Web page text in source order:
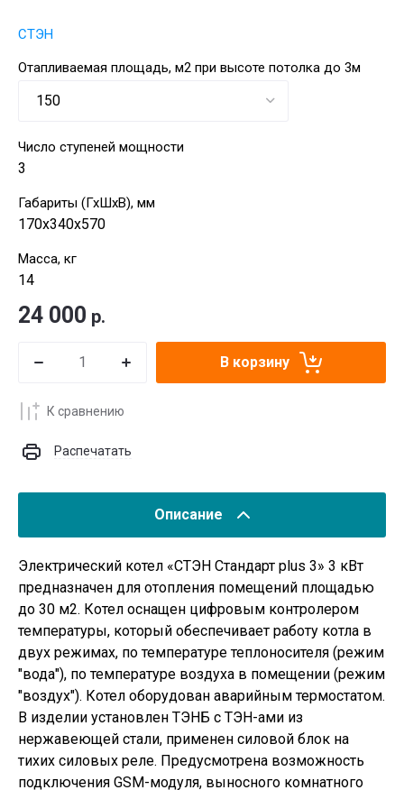
СТЭН
Отапливаемая площадь, м2 при высоте потолка до 3м
Число ступеней мощности
3
Габариты (ГхШхВ), мм
170х340х570
Масса, кг
14
24 000 р.
В корзину
К сравнению
Распечатать
Описание
Электрический котел «СТЭН Стандарт plus 3» 3 кВт
предназначен для отопления помещений площадью
до 30 м2. Котел оснащен цифровым контролером
температуры, который обеспечивает работу котла в
двух режимах, по температуре теплоносителя (режим
"вода"), по температуре воздуха в помещении (режим
"воздух"). Котел оборудован аварийным термостатом.
В изделии установлен ТЭНБ с ТЭН-ами из
нержавеющей стали, применен силовой блок на
тихих силовых реле. Предусмотрена возможность
подключения GSM-модуля, выносного комнатного